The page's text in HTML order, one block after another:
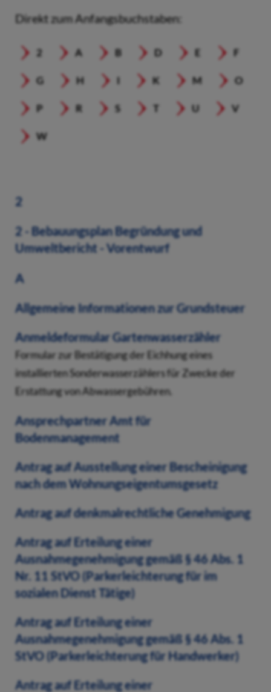
Direkt zum Anfangsbuchstaben:
2 A B D E F
G H I K M O
P R S T U V
W
2
2 - Bebauungsplan Begründung und
Umweltbericht - Vorentwurf
A
Allgemeine Informationen zur Grundsteuer
Anmeldeformular Gartenwasserzähler
Formular zur Bestätigung der Eichhung eines
installierten Sonderwasserzählers für Zwecke der
Erstattung von Abwassergebühren.
Ansprechpartner Amt für
Bodenmanagement
Antrag auf Ausstellung einer Bescheinigung
nach dem Wohnungseigentumsgesetz
Antrag auf denkmalrechtliche Genehmigung
Antrag auf Erteilung einer
Ausnahmegenehmigung gemäß § 46 Abs. 1
Nr. 11 StVO (Parkerleichterung für im
sozialen Dienst Tätige)
Antrag auf Erteilung einer
Ausnahmegenehmigung gemäß § 46 Abs. 1
StVO (Parkerleichterung für Handwerker)
Antrag auf Erteilung einer